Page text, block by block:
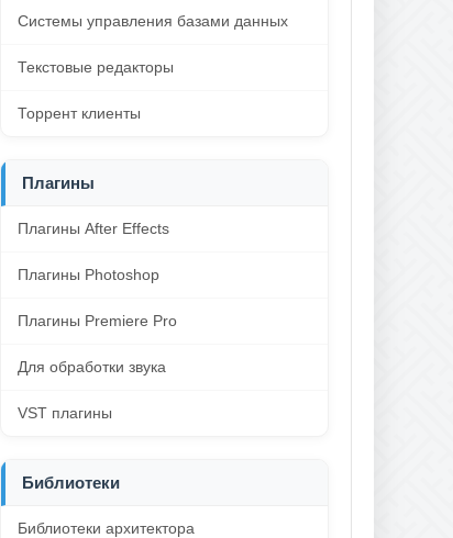
Системы управления базами данных
Текстовые редакторы
Торрент клиенты
Плагины
Плагины After Effects
Плагины Photoshop
Плагины Premiere Pro
Для обработки звука
VST плагины
Библиотеки
Библиотеки архитектора